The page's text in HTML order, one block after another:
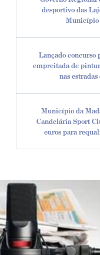
desportivo das
Município
Lançado concurso
empreitada de
nas estradas
Município da
Candelária Sport
euros para